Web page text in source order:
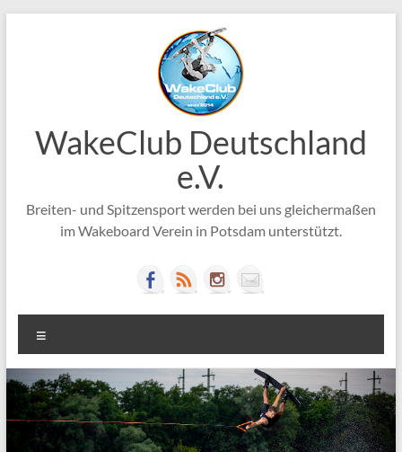
WakeClub Deutschland
e.V.
Breiten- und Spitzensport werden bei uns gleichermaßen
im Wakeboard Verein in Potsdam unterstützt.